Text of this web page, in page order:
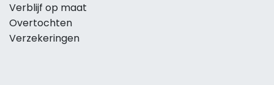
Verblijf op maat
Overtochten
Verzekeringen